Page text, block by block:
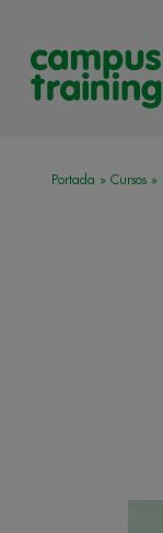
Portada » Cursos »